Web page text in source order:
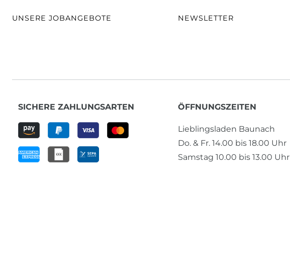
UNSERE JOBANGEBOTE NEWSLETTER
SICHERE ZAHLUNGSARTEN ÖFFNUNGSZEITEN
Lieblingsladen Baunach
Do. & Fr. 14.00 bis 18.00 Uhr
Samstag 10.00 bis 13.00 Uhr